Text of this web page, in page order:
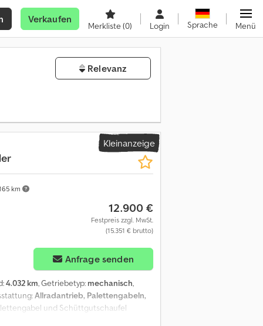
Verkaufen
Merkliste(0) Login Sprache Menü
Relevanz
Kleinanzeige
km
12.900 €
Festpreis zzgl. MwSt.
(15.351 € brutto)
Anfrage senden
4.032 km, Getriebetyp: mechanisch,
Allradantrieb, Palettengabeln,
und Schüttgutschaufel
und Genauigkeit der hier gemachten